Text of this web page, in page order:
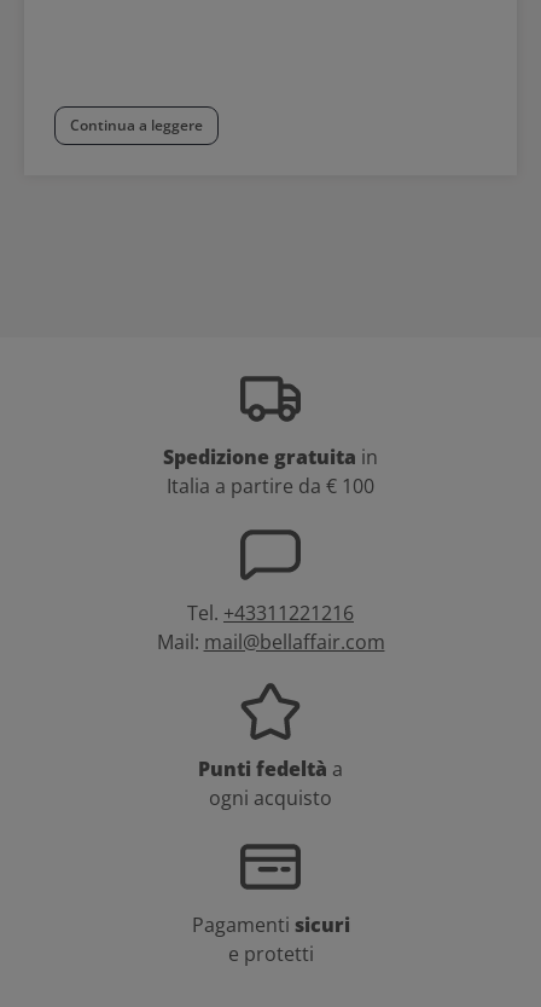
Continua a leggere
Spedizione gratuita in
Italia a partire da € 100
Tel. +43311221216
Mail: mail@bellaffair.com
Punti fedeltà a
ogni acquisto
Pagamenti sicuri
e protetti